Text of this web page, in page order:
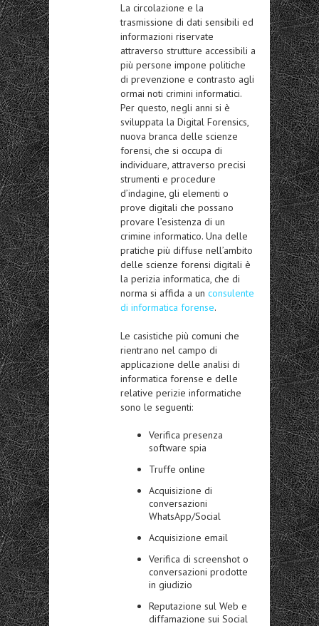
La circolazione e la
trasmissione di dati sensibili ed
informazioni riservate
attraverso strutture accessibili a
più persone impone politiche
di prevenzione e contrasto agli
ormai noti crimini informatici.
Per questo, negli anni si è
sviluppata la Digital Forensics,
nuova branca delle scienze
forensi, che si occupa di
individuare, attraverso precisi
strumenti e procedure
d’indagine, gli elementi o
prove digitali che possano
provare l’esistenza di un
crimine informatico. Una delle
pratiche più diffuse nell’ambito
delle scienze forensi digitali è
la perizia informatica, che di
norma si affida a un consulente
di informatica forense.
Le casistiche più comuni che
rientrano nel campo di
applicazione delle analisi di
informatica forense e delle
relative perizie informatiche
sono le seguenti:
Verifica presenza
software spia
Truffe online
Acquisizione di
conversazioni
WhatsApp/Social
Acquisizione email
Verifica di screenshot o
conversazioni prodotte
in giudizio
Reputazione sul Web e
diffamazione sui Social